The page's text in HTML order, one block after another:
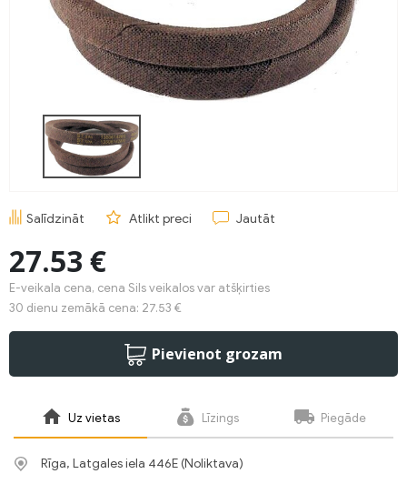
Salīdzināt Atlikt preci Jautāt
27.53 €
E-veikala cena, cena Sils veikalos var atšķirties
30 dienu zemākā cena: 27.53 €
Pievienot grozam
Uz vietas Līzings Piegāde
Rīga, Latgales iela 446E (Noliktava)